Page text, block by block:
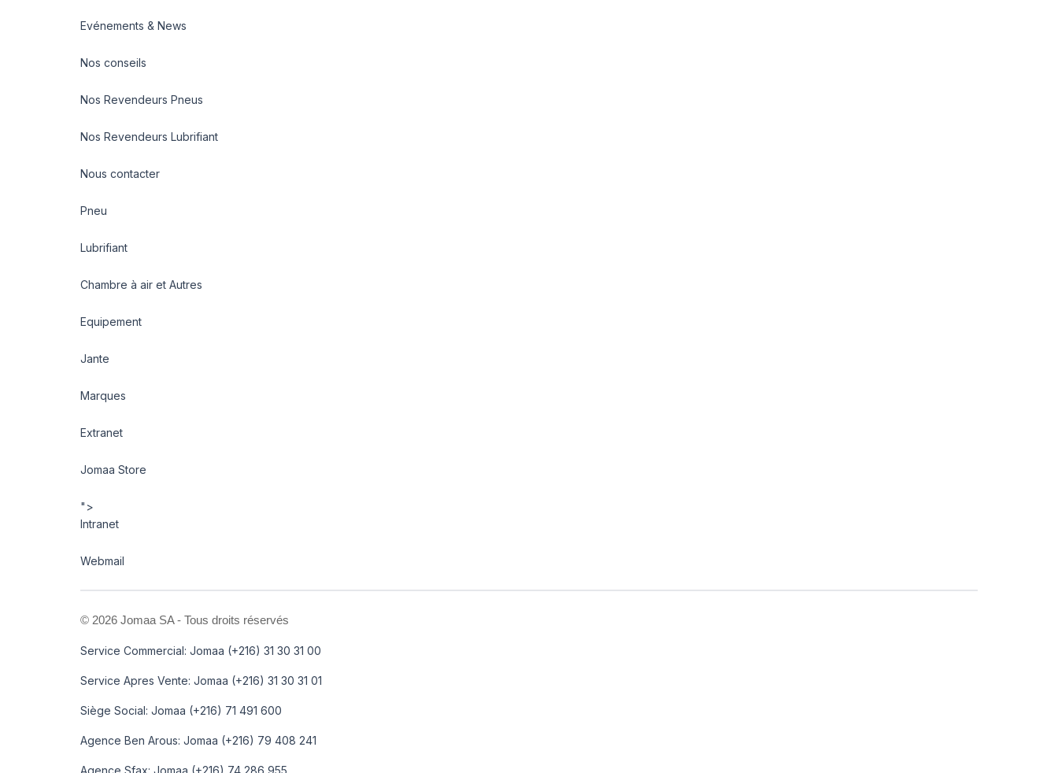
Evénements & News
Nos conseils
Nos Revendeurs Pneus
Nos Revendeurs Lubrifiant
Nous contacter
Pneu
Lubrifiant
Chambre à air et Autres
Equipement
Jante
Marques
Extranet
Jomaa Store
">
Intranet
Webmail
© 2026 Jomaa SA - Tous droits réservés
Service Commercial: Jomaa (+216) 31 30 31 00
Service Apres Vente: Jomaa (+216) 31 30 31 01
Siège Social: Jomaa (+216) 71 491 600
Agence Ben Arous: Jomaa (+216) 79 408 241
Agence Sfax: Jomaa (+216) 74 286 955